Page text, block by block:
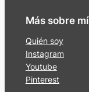
Más sobre mí
Quién soy
Instagram
Youtube
Pinterest